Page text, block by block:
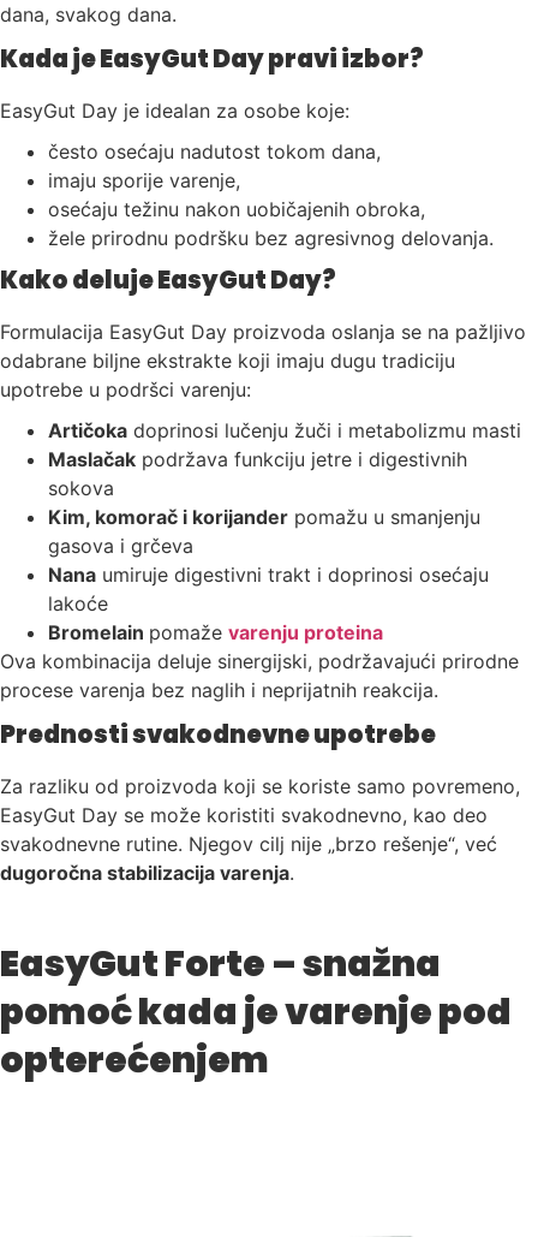
dana, svakog dana.
Kada je EasyGut Day pravi izbor?
EasyGut Day je idealan za osobe koje:
često osećaju nadutost tokom dana,
imaju sporije varenje,
osećaju težinu nakon uobičajenih obroka,
žele prirodnu podršku bez agresivnog delovanja.
Kako deluje EasyGut Day?
Formulacija EasyGut Day proizvoda oslanja se na pažljivo
odabrane biljne ekstrakte koji imaju dugu tradiciju
upotrebe u podršci varenju:
Artičoka doprinosi lučenju žuči i metabolizmu masti
Maslačak podržava funkciju jetre i digestivnih
sokova
Kim, komorač i korijander pomažu u smanjenju
gasova i grčeva
Nana umiruje digestivni trakt i doprinosi osećaju
lakoće
Bromelain pomaže varenju proteina
Ova kombinacija deluje sinergijski, podržavajući prirodne
procese varenja bez naglih i neprijatnih reakcija.
Prednosti svakodnevne upotrebe
Za razliku od proizvoda koji se koriste samo povremeno,
EasyGut Day se može koristiti svakodnevno, kao deo
svakodnevne rutine. Njegov cilj nije „brzo rešenje“, već
dugoročna stabilizacija varenja.
EasyGut Forte – snažna
pomoć kada je varenje pod
opterećenjem